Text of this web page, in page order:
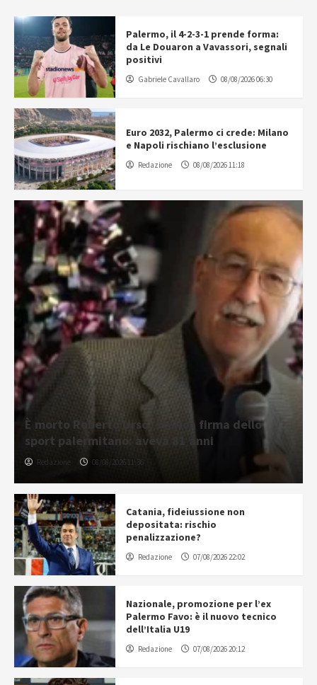
Palermo, il 4-2-3-1 prende forma:
da Le Douaron a Vavassori, segnali
positivi
Gabriele Cavallaro 08/08/2026 06:30
Euro 2032, Palermo ci crede: Milano
e Napoli rischiano l’esclusione
Redazione 08/08/2026 11:18
È morto Roberto Urso, storica firma dello
sport palermitano: aveva 81 anni
Redazione 08/08/2026 11:36
Catania, fideiussione non
depositata: rischio
penalizzazione?
Redazione 07/08/2026 22:02
Nazionale, promozione per l’ex
Palermo Favo: è il nuovo tecnico
dell’Italia U19
Redazione 07/08/2026 20:12